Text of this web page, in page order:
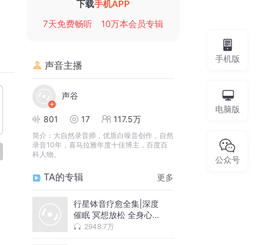
下载手机APP
7天免费畅听
10万本会员专辑
声音主播
声谷
801 17 117.5万
简介： 大自然录音师，优质白噪音创作，自然
录音10年，喜马拉雅年度十佳博主，百度百
科人物。
TA的专辑 更多
行星钵音疗愈全集|深度
催眠 冥想放松 全身心深
度按摩
2948.7万
手机版
电脑版
公众号